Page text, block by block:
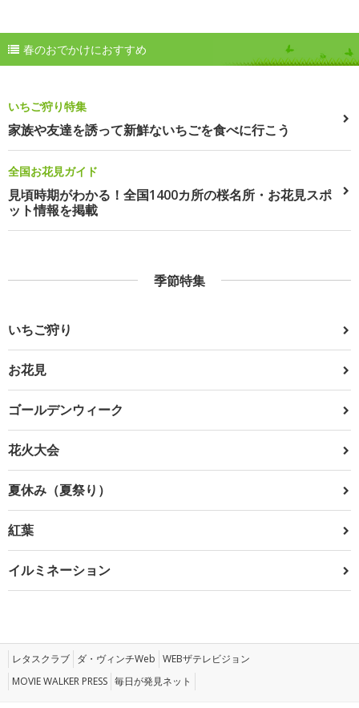
春のおでかけにおすすめ
いちご狩り特集
家族や友達を誘って新鮮ないちごを食べに行こう
全国お花見ガイド
見頃時期がわかる！全国1400カ所の桜名所・お花見スポ
ット情報を掲載
季節特集
いちご狩り
お花見
ゴールデンウィーク
花火大会
夏休み（夏祭り）
紅葉
イルミネーション
レタスクラブ ダ・ヴィンチWeb WEBザテレビジョン
MOVIE WALKER PRESS 毎日が発見ネット